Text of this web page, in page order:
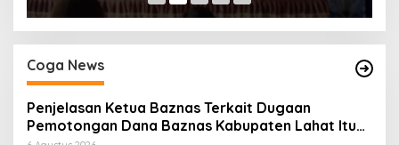
Coga News
Penjelasan Ketua Baznas Terkait Dugaan
Pemotongan Dana Baznas Kabupaten Lahat Itu